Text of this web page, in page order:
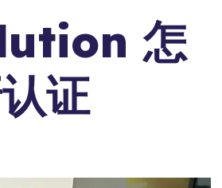
怎
证